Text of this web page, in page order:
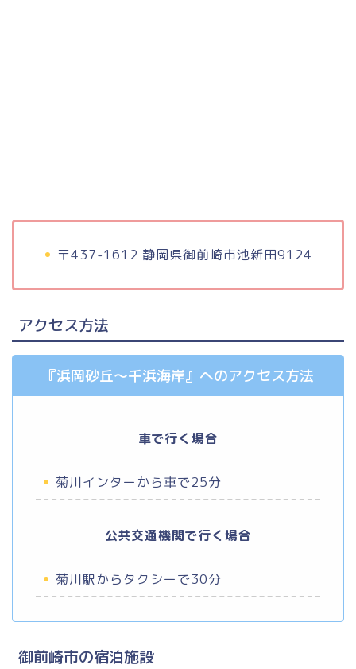
〒437-1612 静岡県御前崎市池新田9124
アクセス方法
『浜岡砂丘～千浜海岸』へのアクセス方法
車で行く場合
菊川インターから車で25分
公共交通機関で行く場合
菊川駅からタクシーで30分
御前崎市の宿泊施設